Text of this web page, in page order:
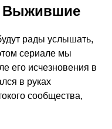
Выжившие
рады услышать,
сериале мы
его исчезновения в
в руках
сообщества,